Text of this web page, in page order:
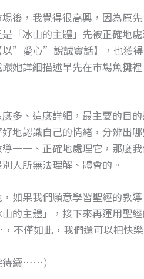
後，我覺得很高興，因為原
「冰山的主體」先被正確地
以”愛心”說誠實話】，也獲得
跟她詳細描述早先在市場魚攤
多、這麼詳細，最主要的目
地認識自己的情緒，分辨出
一一、正確地處理它，那麼
人所無法理解、體會的。
如果我們願意學習聖經的教
的主體」，接下來再運用聖
不僅如此，我們還可以把快樂
待續……）